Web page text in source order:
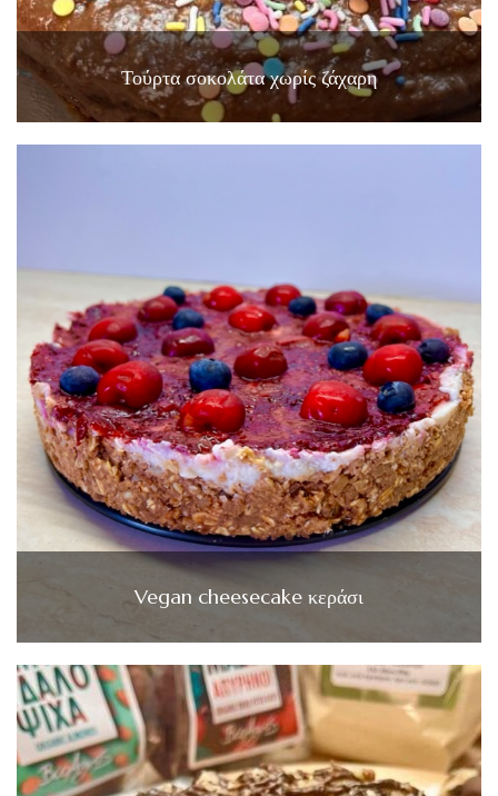
Τούρτα σοκολάτα χωρίς ζάχαρη
Vegan cheesecake κεράσι